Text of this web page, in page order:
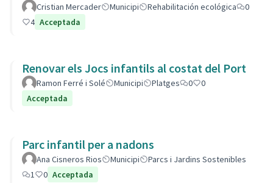
Cristian Mercader Municipi Rehabilitación ecológica
0
4 Acceptada
Renovar els Jocs infantils al costat del Port
Ramon Ferré i Solé Municipi Platges 0
0
Acceptada
Parc infantil per a nadons
Ana Cisneros Rios Municipi
Parcs i Jardins Sostenibles
1
0 Acceptada